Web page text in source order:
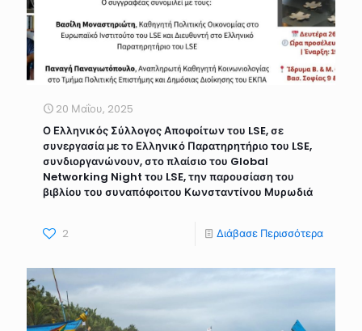
20 Μαΐου, 2025
Ο Ελληνικός Σύλλογος Αποφοίτων του LSE, σε
συνεργασία με το Ελληνικό Παρατηρητήριο του LSE,
συνδιοργανώνουν, στο πλαίσιο του Global
Networking Night του LSE, την παρουσίαση του
βιβλίου του συναπόφοιτου Κωνσταντίνου Μυρωδιά
2 Διάβασε Περισσότερα